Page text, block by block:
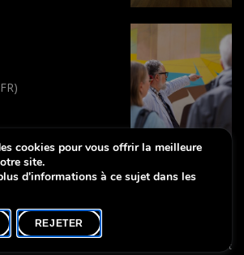
City Museum. Tous droits réservés
made by Apart
cookies pour vous offrir la meilleure
site.
d'informations à ce sujet dans les
REJETER